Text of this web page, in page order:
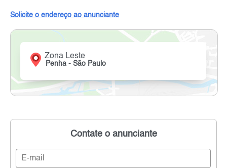
Solicite o endereço ao anunciante
Zona Leste
Penha - São Paulo
Contate o anunciante